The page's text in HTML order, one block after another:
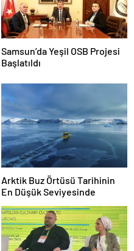
Samsun’da Yeşil OSB Projesi
Başlatıldı
Arktik Buz Örtüsü Tarihinin
En Düşük Seviyesinde